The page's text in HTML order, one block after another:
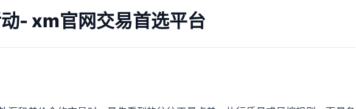
- xm官网交易首选平台